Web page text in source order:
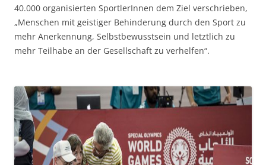
40.000 organisierten SportlerInnen dem Ziel verschrieben,
„Menschen mit geistiger Behinderung durch den Sport zu
mehr Anerkennung, Selbstbewusstsein und letztlich zu
mehr Teilhabe an der Gesellschaft zu verhelfen“.